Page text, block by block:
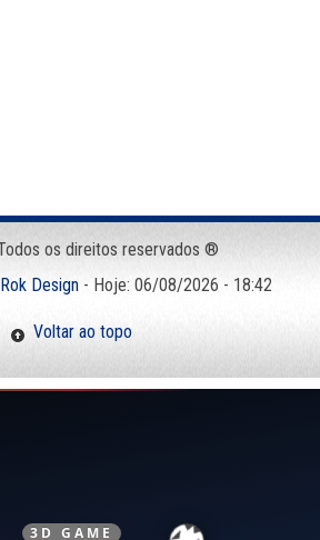
os direitos reservados ®
Rok Design- Hoje: 06/08/2026 - 18:42
Voltar ao topo
3D GAME